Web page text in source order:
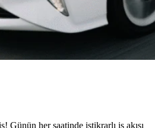
Günün her saatinde istikrarlı iş akışı